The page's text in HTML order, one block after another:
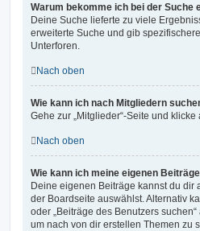
Warum bekomme ich bei der Suche
Deine Suche lieferte zu viele
erweiterte Suche und gib
Unterforen.
Nach oben
Wie kann ich nach Mitgliedern
Gehe zur „Mitglieder“-Seite und klicke
Nach oben
Wie kann ich meine eigenen
Deine eigenen Beiträge kannst du dir
der Boardseite auswählst. Alternativ
oder „Beiträge des Benutzers
um nach von dir erstellen Themen zu